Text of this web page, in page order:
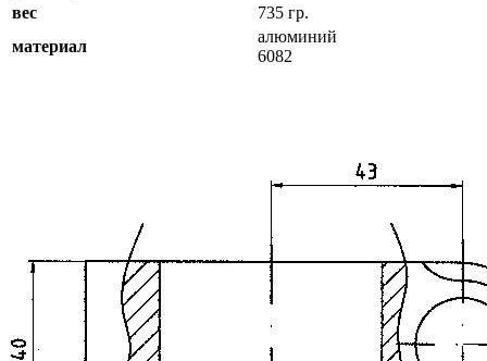
вес
735 гр.
материал
алюминий
6082